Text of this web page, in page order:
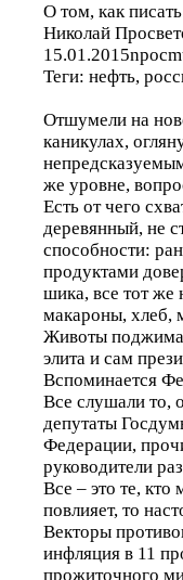
О том, как
Николай
Теги: нефть,
Отшумели на
каникулах,
же уровне,
Есть от чего
деревянный, не
способности:
продуктами
шика, все тот же
макароны, хлеб,
Животы
элита и сам
Вспоминается
Все слушали то,
депутаты
Федерации,
руководители
Все – это те, кто
повлияет, то
Векторы
инфляция в 11
прожиточного